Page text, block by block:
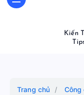
Kiến
Trang chủ / Công